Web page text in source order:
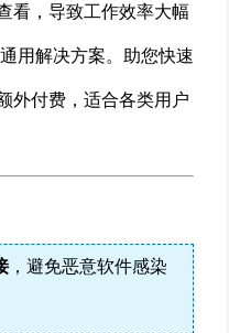
看，导致工作效率大幅
用解决方案。助您快速
外付费，适合各类用户
，避免恶意软件感染